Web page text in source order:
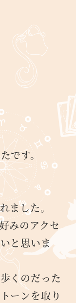
です。
ました。
みのアクセ
と思いま
くのだった
ーンを取り